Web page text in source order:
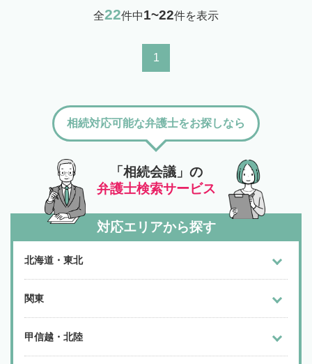
全22件中1~22件を表示
1
「相続会議」の
弁護士検索サービス
相続対応可能な弁護士をお探しなら
対応エリアから探す
北海道・東北
関東
甲信越・北陸